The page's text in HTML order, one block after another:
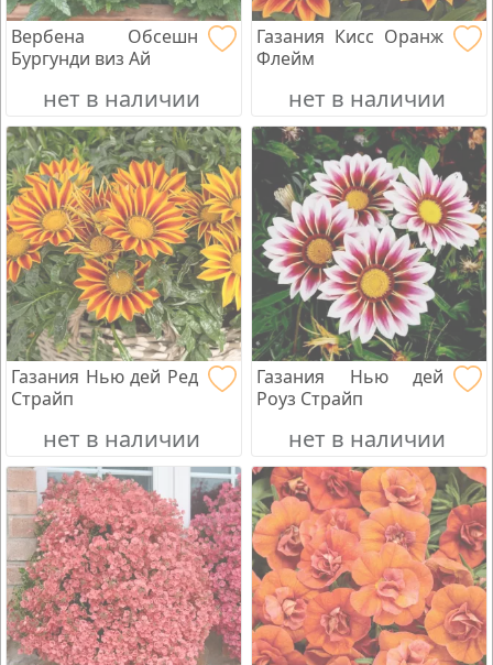
Вербена Обсешн
Бургунди виз Ай
нет в наличии
Газания Кисс Оранж
Флейм
нет в наличии
Газания Нью дей Ред
Страйп
нет в наличии
Газания Нью дей
Роуз Страйп
нет в наличии